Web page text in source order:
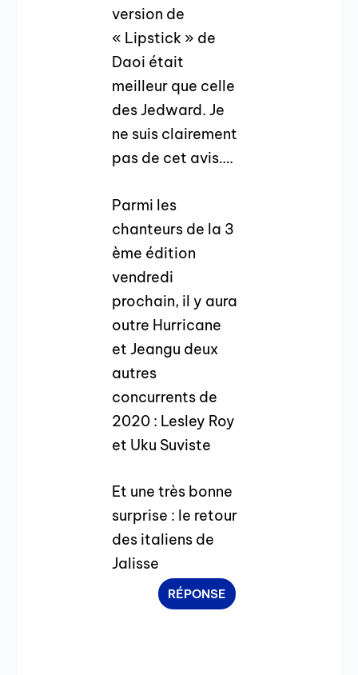
version de
« Lipstick » de
Daoi était
meilleur que celle
des Jedward. Je
ne suis clairement
pas de cet avis….
Parmi les
chanteurs de la 3
ème édition
vendredi
prochain, il y aura
outre Hurricane
et Jeangu deux
autres
concurrents de
2020 : Lesley Roy
et Uku Suviste
Et une très bonne
surprise : le retour
des italiens de
Jalisse
RÉPONSE